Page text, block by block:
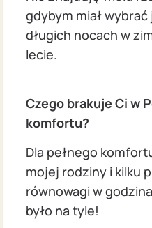
gdybym miał
długich nocach w
lecie.
Czego brakuje Ci w
komfortu?
Dla pełnego
mojej rodziny i kilku
równowagi w
było na tyle!